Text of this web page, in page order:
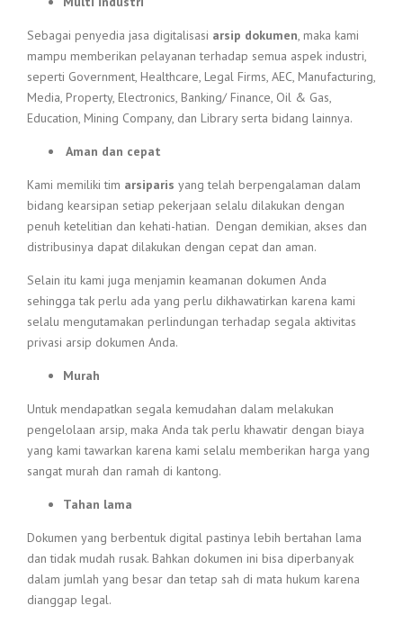
Sebagai penyedia jasa digitalisasi arsip dokumen, maka kami
mampu memberikan pelayanan terhadap semua aspek industri,
seperti Government, Healthcare, Legal Firms, AEC, Manufacturing,
Media, Property, Electronics, Banking/ Finance, Oil & Gas,
Education, Mining Company, dan Library serta bidang lainnya.
Aman dan cepat
Kami memiliki tim arsiparis yang telah berpengalaman dalam
bidang kearsipan setiap pekerjaan selalu dilakukan dengan
penuh ketelitian dan kehati-hatian. Dengan demikian, akses dan
distribusinya dapat dilakukan dengan cepat dan aman.
Selain itu kami juga menjamin keamanan dokumen Anda
sehingga tak perlu ada yang perlu dikhawatirkan karena kami
selalu mengutamakan perlindungan terhadap segala aktivitas
privasi arsip dokumen Anda.
Murah
Untuk mendapatkan segala kemudahan dalam melakukan
pengelolaan arsip, maka Anda tak perlu khawatir dengan biaya
yang kami tawarkan karena kami selalu memberikan harga yang
sangat murah dan ramah di kantong.
Tahan lama
Dokumen yang berbentuk digital pastinya lebih bertahan lama
dan tidak mudah rusak. Bahkan dokumen ini bisa diperbanyak
dalam jumlah yang besar dan tetap sah di mata hukum karena
dianggap legal.